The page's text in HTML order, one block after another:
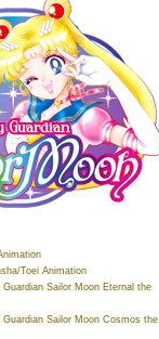
Toei Animation
Sailor Moon Eternal the
Sailor Moon Cosmos the